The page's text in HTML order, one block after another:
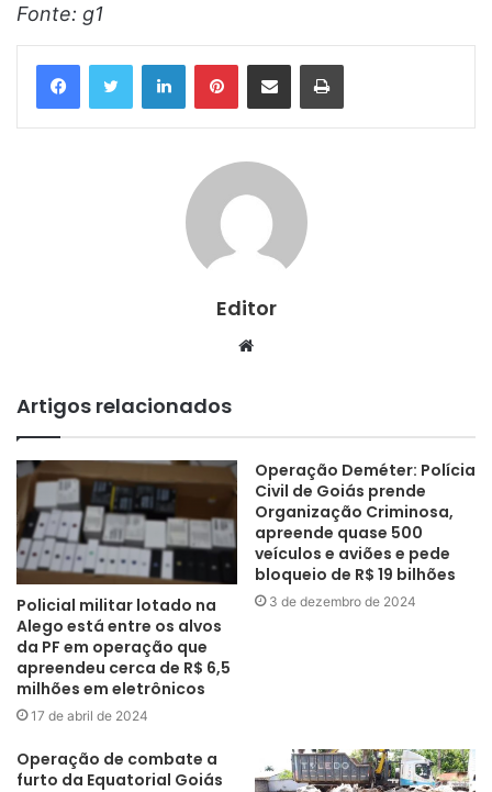
Fonte: g1
LinkedinPinterestCompartilhar via e-mail Imprimir
Editor
Website
Artigos relacionados
Policial militar lotado na
Alego está entre os alvos
da PF em operação que
apreendeu cerca de R$ 6,5
milhões em eletrônicos
17 de abril de 2024
Operação Deméter: Polícia
Civil de Goiás prende
Organização Criminosa,
apreende quase 500
veículos e aviões e pede
bloqueio de R$ 19 bilhões
3 de dezembro de 2024
Operação de combate a
furto da Equatorial Goiás